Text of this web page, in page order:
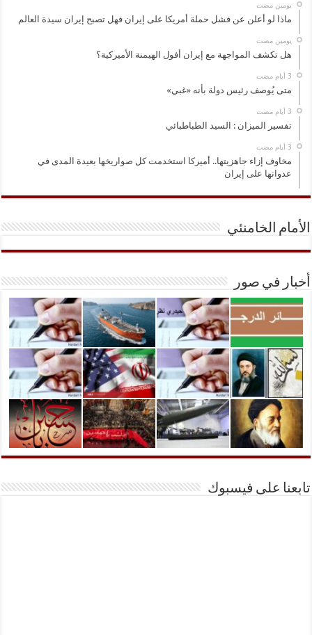
‏يومين مضت
ماذا لو أعلن عن فشل حملة أمريكا على إيران فهل تصبح إيران سيدة العالم
‏يومين مضت
هل تكشف المواجهة مع إيران أفول الهيمنة الأميركية؟
متى يُوصف رئيس دولة بأنه «غبي»
تفسير الميزان : السيد الطباطبائي
مخاوف إزاء جاهزيتها.. أميركا استخدمت كل صواريخها بعيدة المدى في
عدوانها على إيران
الأمام الخامنئي
أخبار في صور
تابعنا على فيسبوك